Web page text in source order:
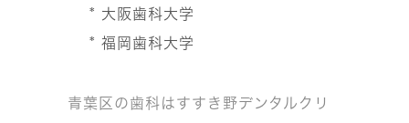
* 大阪歯科大学
* 福岡歯科大学
青葉区の歯科はすすき野デンタルクリ